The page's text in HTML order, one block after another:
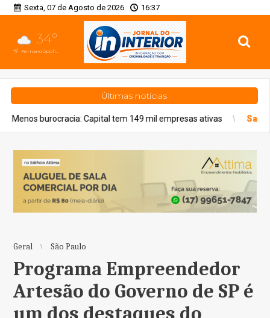
Sexta, 07 de Agosto de 2026 16:37
34°
Fernandópolis, SP
Últimas notícias
tem 149 mil empresas ativas Saúde Prefeitura anuncia nova
Geral São Paulo
Programa Empreendedor
Artesão do Governo de SP é
um dos destaques do